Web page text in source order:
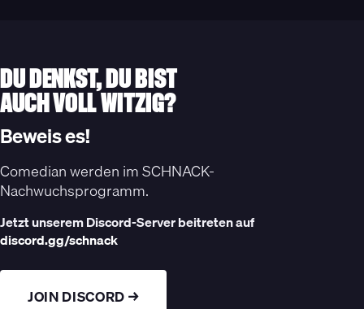
DU DENKST, DU BIST
AUCH VOLL WITZIG?
Beweis es!
Comedian werden im SCHNACK-
Nachwuchsprogramm.
Jetzt unserem Discord-Server beitreten auf
discord.gg/schnack
JOIN DISCORD →